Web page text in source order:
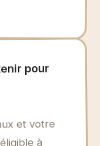
pour
et votre
à